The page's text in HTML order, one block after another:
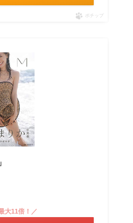
ポチップ
大11倍！／